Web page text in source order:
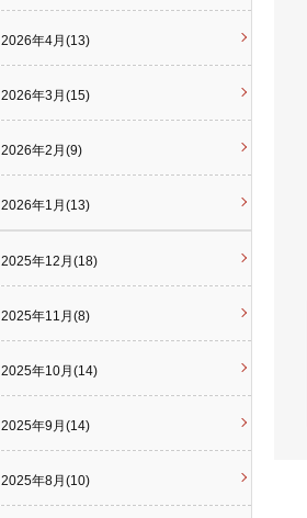
2026年4月(13)
2026年3月(15)
2026年2月(9)
2026年1月(13)
2025年12月(18)
2025年11月(8)
2025年10月(14)
2025年9月(14)
2025年8月(10)